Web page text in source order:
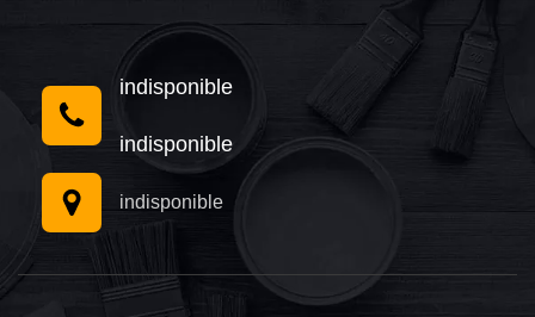
indisponible
indisponible
indisponible